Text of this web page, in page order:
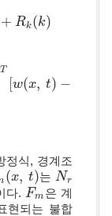
+ Rk(k)
T
[w(x, t) −
정식, 경계조
(x, t)
(x,t) 는 Nr
Nr
다. Fm
Fm 은 계
현되는 불합